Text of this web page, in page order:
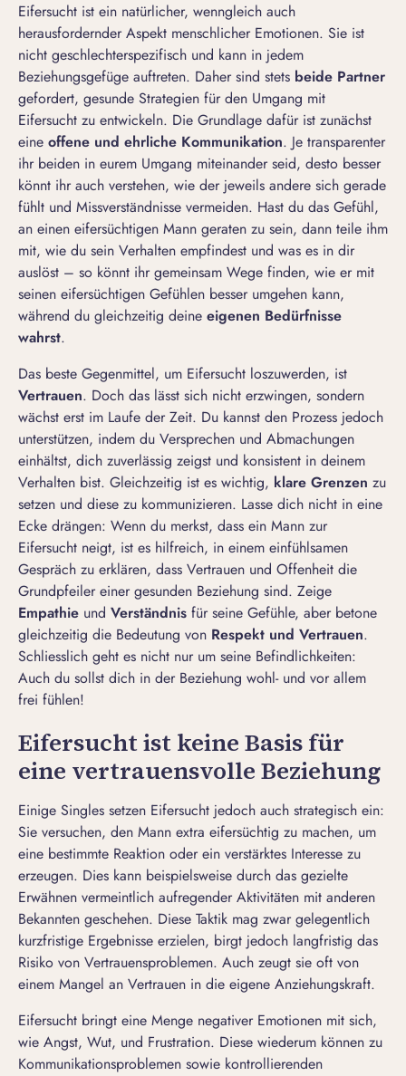
Eifersucht ist ein natürlicher, wenngleich auch
herausfordernder Aspekt menschlicher Emotionen. Sie ist
nicht geschlechterspezifisch und kann in jedem
Beziehungsgefüge auftreten. Daher sind stets beide Partner
gefordert, gesunde Strategien für den Umgang mit
Eifersucht zu entwickeln. Die Grundlage dafür ist zunächst
eine offene und ehrliche Kommunikation. Je transparenter
ihr beiden in eurem Umgang miteinander seid, desto besser
könnt ihr auch verstehen, wie der jeweils andere sich gerade
fühlt und Missverständnisse vermeiden. Hast du das Gefühl,
an einen eifersüchtigen Mann geraten zu sein, dann teile ihm
mit, wie du sein Verhalten empfindest und was es in dir
auslöst – so könnt ihr gemeinsam Wege finden, wie er mit
seinen eifersüchtigen Gefühlen besser umgehen kann,
während du gleichzeitig deine eigenen Bedürfnisse
wahrst.
Das beste Gegenmittel, um Eifersucht loszuwerden, ist
Vertrauen. Doch das lässt sich nicht erzwingen, sondern
wächst erst im Laufe der Zeit. Du kannst den Prozess jedoch
unterstützen, indem du Versprechen und Abmachungen
einhältst, dich zuverlässig zeigst und konsistent in deinem
Verhalten bist. Gleichzeitig ist es wichtig, klare Grenzen zu
setzen und diese zu kommunizieren. Lasse dich nicht in eine
Ecke drängen: Wenn du merkst, dass ein Mann zur
Eifersucht neigt, ist es hilfreich, in einem einfühlsamen
Gespräch zu erklären, dass Vertrauen und Offenheit die
Grundpfeiler einer gesunden Beziehung sind. Zeige
Empathie und Verständnis für seine Gefühle, aber betone
gleichzeitig die Bedeutung von Respekt und Vertrauen.
Schliesslich geht es nicht nur um seine Befindlichkeiten:
Auch du sollst dich in der Beziehung wohl- und vor allem
frei fühlen!
Eifersucht ist keine Basis für
eine vertrauensvolle Beziehung
Einige Singles setzen Eifersucht jedoch auch strategisch ein:
Sie versuchen, den Mann extra eifersüchtig zu machen, um
eine bestimmte Reaktion oder ein verstärktes Interesse zu
erzeugen. Dies kann beispielsweise durch das gezielte
Erwähnen vermeintlich aufregender Aktivitäten mit anderen
Bekannten geschehen. Diese Taktik mag zwar gelegentlich
kurzfristige Ergebnisse erzielen, birgt jedoch langfristig das
Risiko von Vertrauensproblemen. Auch zeugt sie oft von
einem Mangel an Vertrauen in die eigene Anziehungskraft.
Eifersucht bringt eine Menge negativer Emotionen mit sich,
wie Angst, Wut, und Frustration. Diese wiederum können zu
Kommunikationsproblemen sowie kontrollierenden